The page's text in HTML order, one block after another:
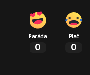
Paráda
0
Plač
0